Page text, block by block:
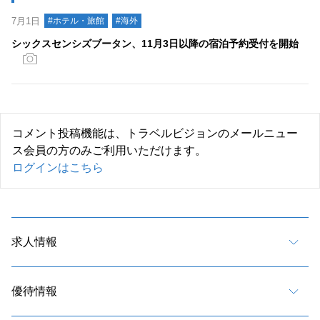
7月1日 #ホテル・旅館 #海外
シックスセンシズブータン、11月3日以降の宿泊予約受付を開始
コメント投稿機能は、トラベルビジョンのメールニュー
ス会員の方のみご利用いただけます。
ログインはこちら
求人情報
優待情報